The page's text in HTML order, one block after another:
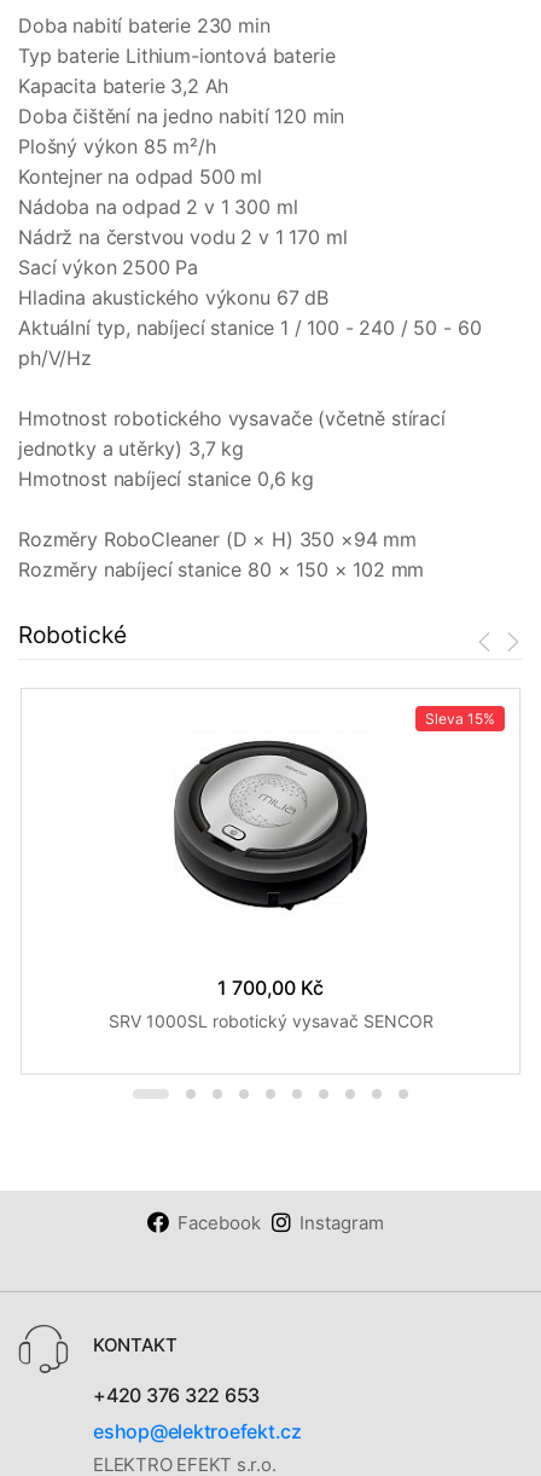
Doba nabití baterie 230 min
Typ baterie Lithium-iontová baterie
Kapacita baterie 3,2 Ah
Doba čištění na jedno nabití 120 min
Plošný výkon 85 m²/h
Kontejner na odpad 500 ml
Nádoba na odpad 2 v 1 300 ml
Nádrž na čerstvou vodu 2 v 1 170 ml
Sací výkon 2500 Pa
Hladina akustického výkonu 67 dB
Aktuální typ, nabíjecí stanice 1 / 100 - 240 / 50 - 60
ph/V/Hz
Hmotnost robotického vysavače (včetně stírací
jednotky a utěrky) 3,7 kg
Hmotnost nabíjecí stanice 0,6 kg
Rozměry RoboCleaner (D × H) 350 ×94 mm
Rozměry nabíjecí stanice 80 × 150 × 102 mm
Robotické
Sleva 15%
1 700,00 Kč
SRV 1000SL robotický vysavač SENCOR
Facebook Instagram
KONTAKT
+420 376 322 653
eshop@elektroefekt.cz
ELEKTRO EFEKT s.r.o.